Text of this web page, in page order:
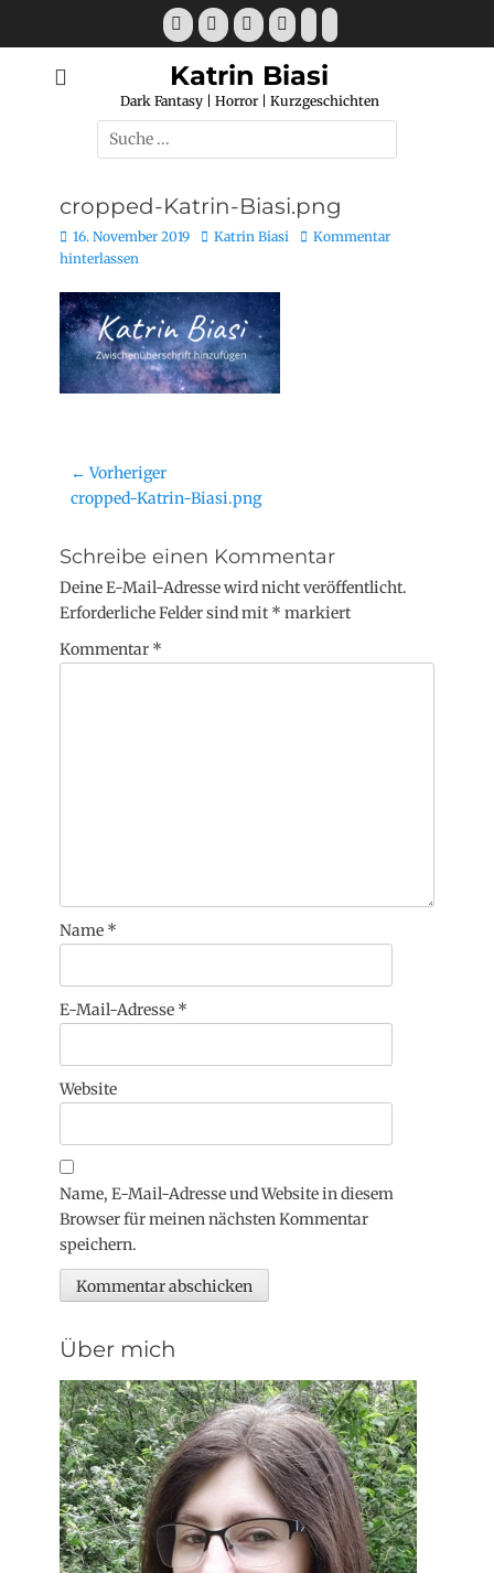
Katrin Biasi
Dark Fantasy | Horror | Kurzgeschichten
cropped-Katrin-Biasi.png
16. November 2019 Katrin Biasi
Kommentar
hinterlassen
← Vorheriger
cropped-Katrin-Biasi.png
Schreibe einen Kommentar
Deine E-Mail-Adresse wird nicht veröffentlicht.
Erforderliche Felder sind mit * markiert
Kommentar *
Name *
E-Mail-Adresse *
Website
Name, E-Mail-Adresse und Website in diesem
Browser für meinen nächsten Kommentar
speichern.
Über mich